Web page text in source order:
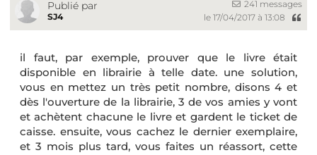
Publié par
SJ4
241 messages
le 17/04/2017 à 13:08
il faut, par exemple, prouver que le livre était
disponible en librairie à telle date. une solution,
vous en mettez un très petit nombre, disons 4 et
dès l'ouverture de la librairie, 3 de vos amies y vont
et achètent chacune le livre et gardent le ticket de
caisse. ensuite, vous cachez le dernier exemplaire,
et 3 mois plus tard, vous faites un réassort, cette